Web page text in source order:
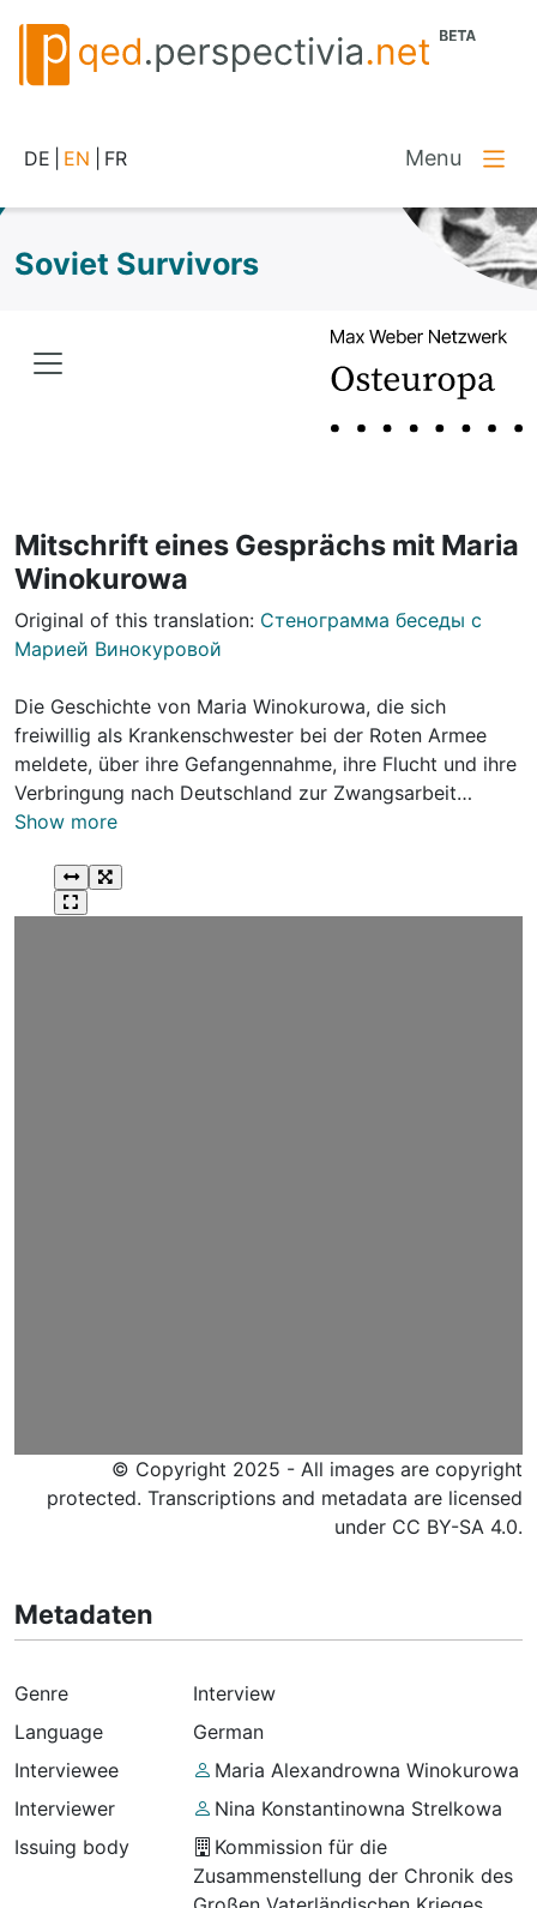
DE EN FR Menu
Soviet Survivors
Mitschrift eines Gesprächs mit Maria
Winokurowa
Original of this translation: Стенограмма беседы с
Марией Винокуровой
Die Geschichte von Maria Winokurowa, die sich
freiwillig als Krankenschwester bei der Roten Armee
meldete, über ihre Gefangennahme, ihre Flucht und ihre
Verbringung nach Deutschland zur Zwangsarbeit…
Show more
© Copyright 2025 - All images are copyright
protected. Transcriptions and metadata are licensed
under CC BY-SA 4.0.
Metadaten
Genre
Interview
Language
German
Interviewee
Maria Alexandrowna Winokurowa
Interviewer
Nina Konstantinowna Strelkowa
Issuing body
Kommission für die
Zusammenstellung der Chronik des